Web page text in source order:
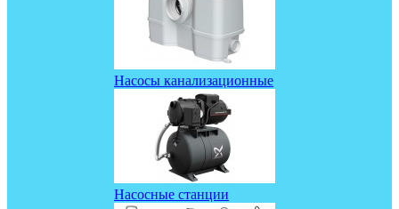
Насосы канализационные
Насосные станции